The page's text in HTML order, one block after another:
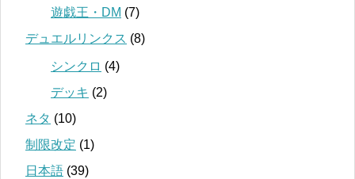
遊戯王・DM (7)
デュエルリンクス (8)
シンクロ (4)
デッキ (2)
ネタ (10)
制限改定 (1)
日本語 (39)